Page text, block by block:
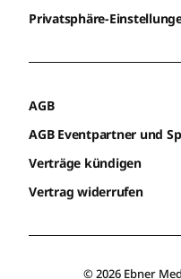
Privatsphäre-
AGB
AGB Eventpartner und
Verträge kündigen
Vertrag widerrufen
© 2026 Ebner